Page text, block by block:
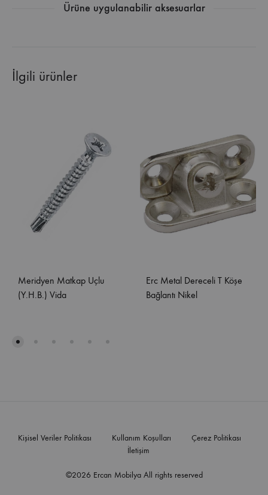
Ürüne uygulanabilir aksesuarlar
İlgili ürünler
Meridyen Matkap Uçlu
(Y.H.B.) Vida
Erc Metal Dereceli T Köşe
Bağlantı Nikel
©2026 Ercan Mobilya All rights reserved
Kişisel Veriler Politikası Kullanım Koşulları
Çerez Politikası
İletişim